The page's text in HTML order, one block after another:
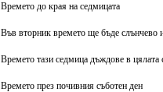
Времето до края на седмицата
Във вторник времето ще бъде слънчево
Времето тази седмица дъждове в цялата
Времето през почивния съботен ден